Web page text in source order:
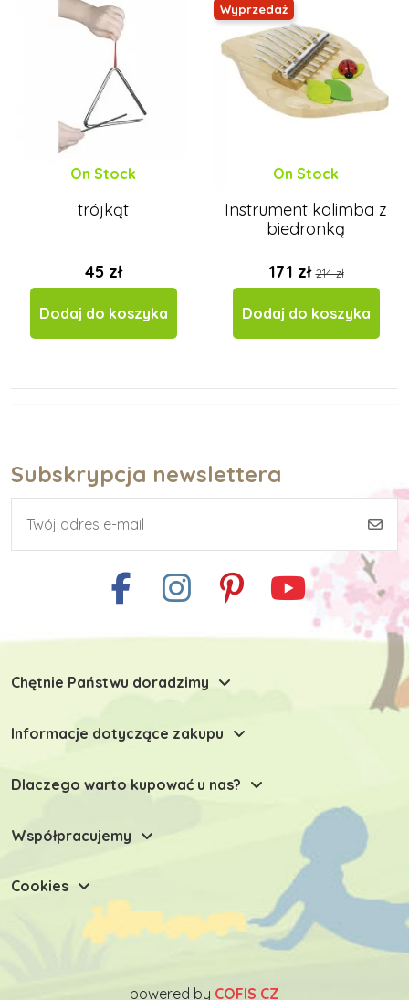
On Stock
trójkąt
45 zł
Dodaj do koszyka
Wyprzedaż
On Stock
Instrument kalimba z
biedronką
171 zł214 zł
Dodaj do koszyka
Subskrypcja newslettera
Chętnie Państwu doradzimy
Informacje dotyczące zakupu
Dlaczego warto kupować u nas?
Współpracujemy
Cookies
powered by COFIS CZ